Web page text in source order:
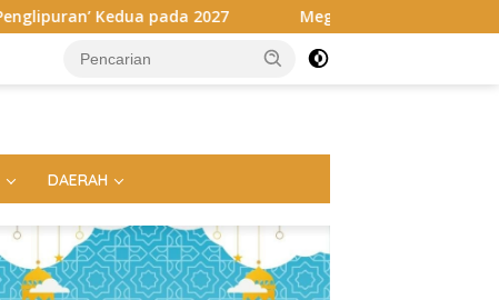
Megahnya Ngaben Massal Balinuraga, Tradisi Suci
DAERAH